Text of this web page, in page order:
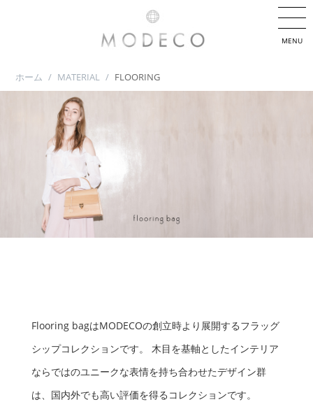
ホーム / MATERIAL / FLOORING
Flooring bagはMODECOの創立時より展開するフラッグ
シップコレクションです。 木目を基軸としたインテリア
ならではのユニークな表情を持ち合わせたデザイン群
は、国内外でも高い評価を得るコレクションです。
MENU